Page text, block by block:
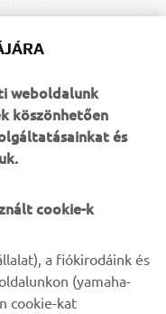
Motor Co., Ltd.
célokra nem
N.V. és/vagy a
engedélye
weboldalunk
köszönhetően
és
cookie-k
a fiókirodáink és
(yamaha-
cookie-kat